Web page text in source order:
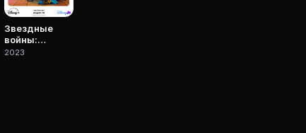
Звездные
войны:
Приключения
2023